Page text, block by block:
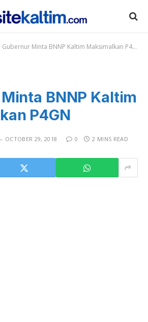
Gubernur Minta BNNP Kaltim Maksimalkan P4GN
BNNP Kaltim
P4GN
OCTOBER 29, 2018 0 2 MINS READ